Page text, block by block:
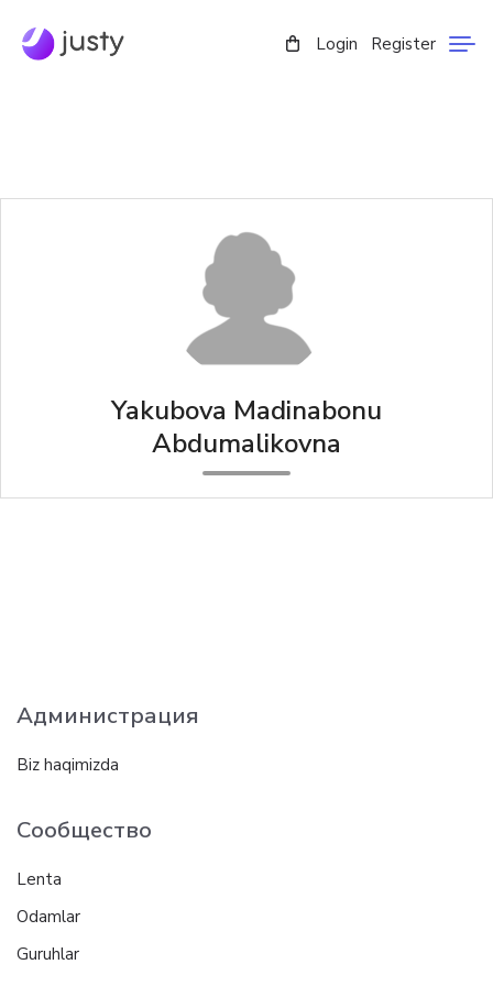
Login Register
Yakubova Madinabonu
Abdumalikovna
Администрация
Biz haqimizda
Сообщество
Lenta
Odamlar
Guruhlar